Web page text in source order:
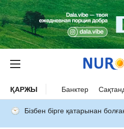
ҚАРЖЫ Банктер
Бізбен бірге қатарынан